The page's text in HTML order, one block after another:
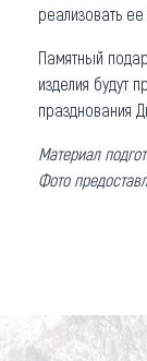
реализовать
Памятный
изделия будут
празднования
Материал
Фото